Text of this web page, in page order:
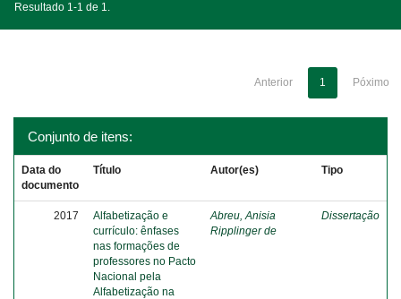
Resultado 1-1 de 1.
Anterior 1 Póximo
Conjunto de itens:
Data do
documento
Título Autor(es) Tipo
2017
Alfabetização e
currículo: ênfases
nas formações de
professores no Pacto
Nacional pela
Alfabetização na
Abreu, Anisia
Ripplinger de
Dissertação